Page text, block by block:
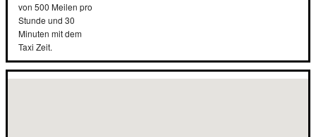
von 500 Meilen pro
Stunde und 30
Minuten mit dem
Taxi Zeit.